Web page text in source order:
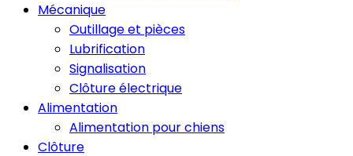
Mécanique
Outillage et pièces
Lubrification
Signalisation
Clôture électrique
Alimentation
Alimentation pour chiens
Clôture